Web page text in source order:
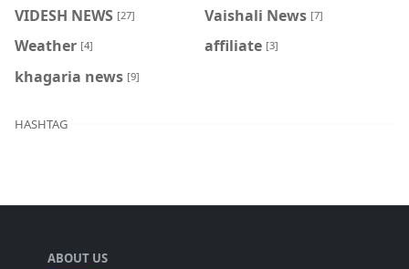
VIDESH NEWS [27] Vaishali News [7]
Weather [4] affiliate [3]
khagaria news [9]
HASHTAG
ABOUT US